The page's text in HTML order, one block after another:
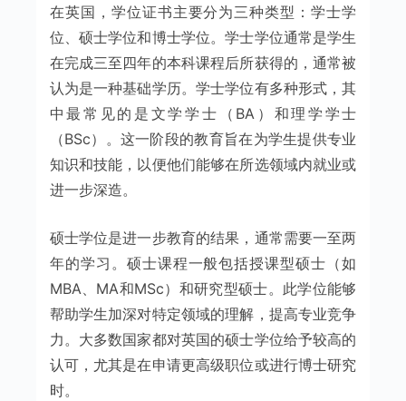
在英国，学位证书主要分为三种类型：学士学
位、硕士学位和博士学位。学士学位通常是学生
在完成三至四年的本科课程后所获得的，通常被
认为是一种基础学历。学士学位有多种形式，其
中最常见的是文学学士（BA）和理学学士
（BSc）。这一阶段的教育旨在为学生提供专业
知识和技能，以便他们能够在所选领域内就业或
进一步深造。
硕士学位是进一步教育的结果，通常需要一至两
年的学习。硕士课程一般包括授课型硕士（如
MBA、MA和MSc）和研究型硕士。此学位能够
帮助学生加深对特定领域的理解，提高专业竞争
力。大多数国家都对英国的硕士学位给予较高的
认可，尤其是在申请更高级职位或进行博士研究
时。